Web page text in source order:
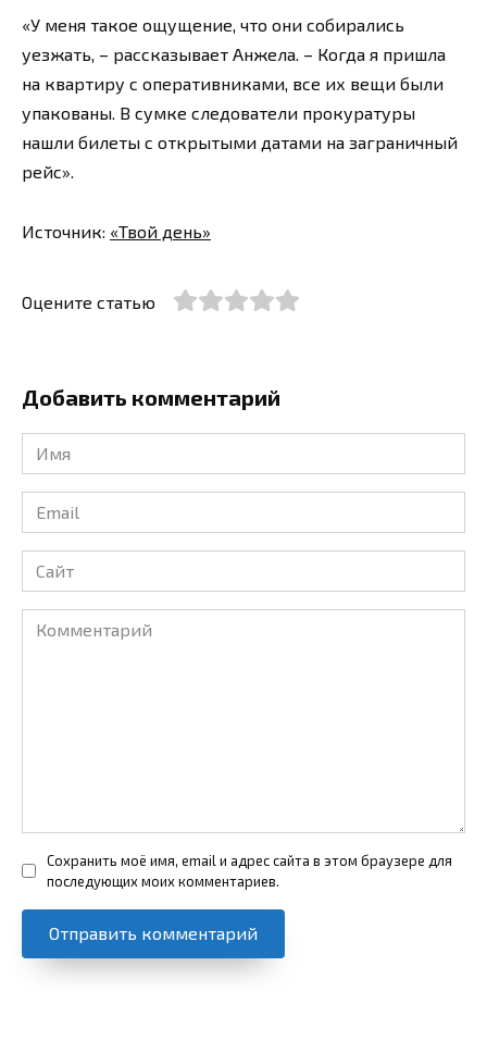
«У меня такое ощущение, что они собирались
уезжать, – рассказывает Анжела. – Когда я пришла
на квартиру с оперативниками, все их вещи были
упакованы. В сумке следователи прокуратуры
нашли билеты с открытыми датами на заграничный
рейс».
Источник: «Твой день»
Оцените статью
Добавить комментарий
Имя
*
Email
*
Сайт
Комментарий
Сохранить моё имя, email и адрес сайта в этом браузере для
последующих моих комментариев.